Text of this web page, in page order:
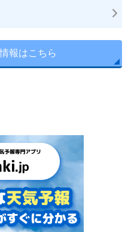
報はこちら